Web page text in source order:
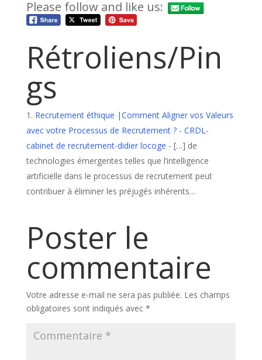
Please follow and like us:
Rétroliens/Pin
gs
Recrutement éthique |Comment Aligner vos Valeurs
avec votre Processus de Recrutement ? - CRDL-
cabinet de recrutement-didier locoge - […] de
technologies émergentes telles que l’intelligence
artificielle dans le processus de recrutement peut
contribuer à éliminer les préjugés inhérents…
Poster le
commentaire
Votre adresse e-mail ne sera pas publiée. Les champs
obligatoires sont indiqués avec *